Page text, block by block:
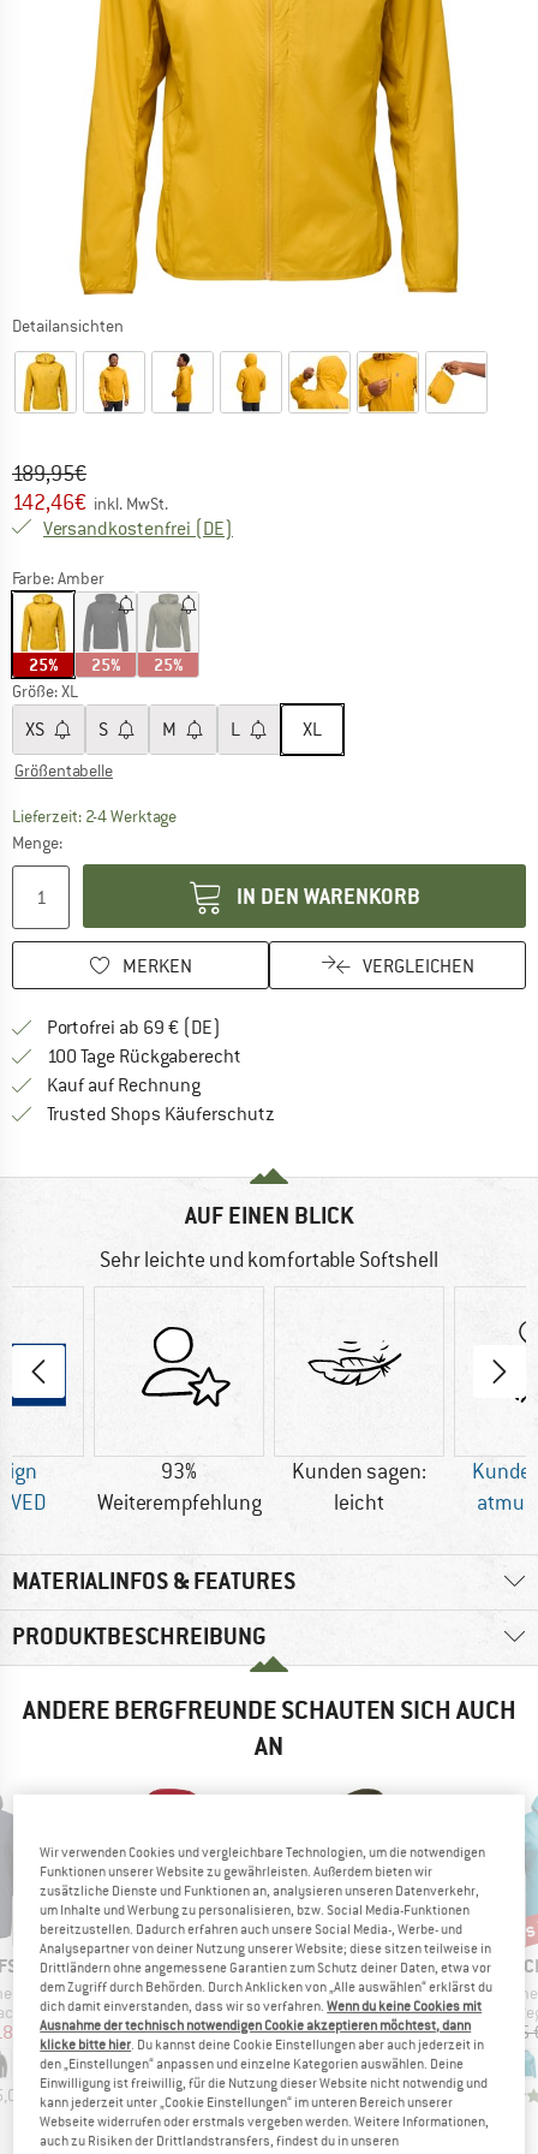
Detailansichten
Ursprünglicher Preis :
189,95€
Preis:
142,46€ inkl. MwSt.
Versandkostenfrei (DE)
Farbe:Amber
25% 25% 25%
Größe:XL
XS S M L XL
Größentabelle
Lieferzeit: 2-4 WerktageDer Link öffnet sich in einer Infobox und
Menge:
IN DEN WARENKORB
MERKEN VERGLEICHEN
Portofrei ab 69 € (DE)
100 Tage Rückgaberecht
Kauf auf RechnungFinde die Zahlungs-Infos hier! Öffnet
Trusted Shops Käuferschutz
AUF EINEN BLICK
Sehr leichte und komfortable Softshell
93%
Weiterempfehlung
Kunden sagen:
leicht
MATERIALINFOS & FEATURES
PRODUKTBESCHREIBUNG
ANDERE BERGFREUNDE SCHAUTEN SICH AUCH
AN
Hood
Preis
€
MARKE
ARC'TERYX
Artikel
Squamish Hoody
Produktgruppe
Windjacke
Preis
199,95 € reduzierter Preis
ab139,97 €
+2
4,7 (71)
Rabatt
bis 30%
MARKE
PATAGONIA
Artikel
R1 Techface Hoody
Produktgruppe
Softshelljacke
Preis
219,95 € reduzierter Preis
ab153,97 €
+2
4,8(28)
Rabatt
bis 30%
Artikel
159,95
Wir verwenden Cookies und vergleichbare Technologien, um die notwendigen
Funktionen unserer Website zu gewährleisten. Außerdem bieten wir
zusätzliche Dienste und Funktionen an, analysieren unseren Datenverkehr,
um Inhalte und Werbung zu personalisieren, bzw. Social Media-Funktionen
bereitzustellen. Dadurch erfahren auch unsere Social Media-, Werbe- und
Analysepartner von deiner Nutzung unserer Website; diese sitzen teilweise in
Drittländern ohne angemessene Garantien zum Schutz deiner Daten, etwa vor
dem Zugriff durch Behörden. Durch Anklicken von „Alle auswählen“ erklärst du
dich damit einverstanden, dass wir so verfahren.Wenn du keine Cookies mit
Ausnahme der technisch notwendigen Cookie akzeptieren möchtest, dann
klicke bitte hier. Du kannst deine Cookie Einstellungen aber auch jederzeit in
den „Einstellungen“ anpassen und einzelne Kategorien auswählen. Deine
Einwilligung ist freiwillig, für die Nutzung dieser Website nicht notwendig und
kann jederzeit unter „Cookie Einstellungen“ im unteren Bereich unserer
Webseite widerrufen oder erstmals vergeben werden. Weitere Informationen,
auch zu Risiken der Drittlandstransfers, findest du in unseren